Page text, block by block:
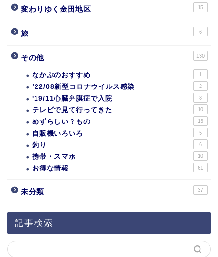
変わりゆく金田地区 15
旅 6
その他 130
なかぶのおすすめ 1
’22/08新型コロナウイルス感染 2
'19/11心臓弁膜症で入院 8
テレビで見て行ってきた 10
めずらしい？もの 13
自販機いろいろ 5
釣り 6
携帯・スマホ 10
お得な情報 61
未分類 37
記事検索